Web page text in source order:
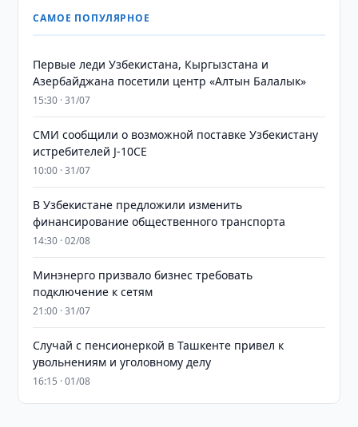
САМОЕ ПОПУЛЯРНОЕ
Первые леди Узбекистана, Кыргызстана и
Азербайджана посетили центр «Алтын Балалык»
15:30 · 31/07
СМИ сообщили о возможной поставке Узбекистану
истребителей J-10CE
10:00 · 31/07
В Узбекистане предложили изменить
финансирование общественного транспорта
14:30 · 02/08
Минэнерго призвало бизнес требовать
подключение к сетям
21:00 · 31/07
Случай с пенсионеркой в Ташкенте привел к
увольнениям и уголовному делу
16:15 · 01/08